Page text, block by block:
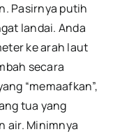
Pasirnya putih
landai. Anda
ke arah laut
secara
“memaafkan”,
tua yang
air. Minimnya